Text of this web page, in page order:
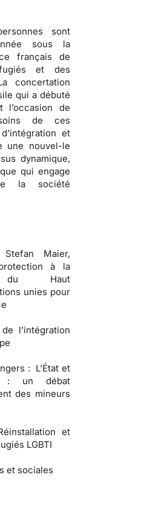
sont
sous la
français de
et des
concertation
qui a débuté
l’occasion de
de ces
et
une nouvel-le
dynamique,
qui engage
la société
Stefan Maier,
à la
du Haut
unies pour
l’intégration
: L’État et
: un débat
des mineurs
et
LGBTI
et sociales